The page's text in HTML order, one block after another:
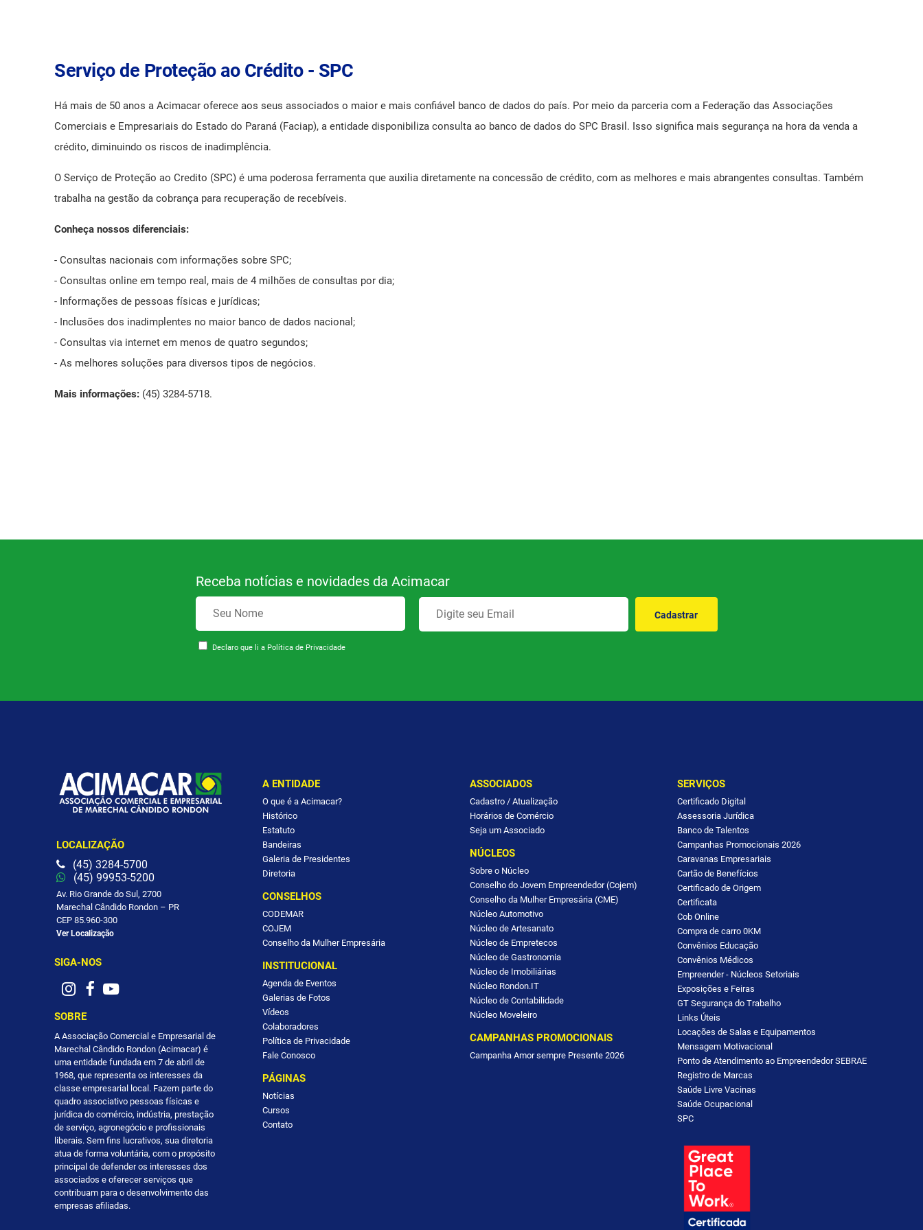
Serviço de Proteção ao Crédito - SPC
Há mais de 50 anos a Acimacar oferece aos seus associados o maior e mais confiável banco de dados do país. Por meio da parceria com a Federação das Associações
Comerciais e Empresariais do Estado do Paraná (Faciap), a entidade disponibiliza consulta ao banco de dados do SPC Brasil. Isso significa mais segurança na hora da venda a
crédito, diminuindo os riscos de inadimplência.
O Serviço de Proteção ao Credito (SPC) é uma poderosa ferramenta que auxilia diretamente na concessão de crédito, com as melhores e mais abrangentes consultas. Também
trabalha na gestão da cobrança para recuperação de recebíveis.
Conheça nossos diferenciais:
- Consultas nacionais com informações sobre SPC;
- Consultas online em tempo real, mais de 4 milhões de consultas por dia;
- Informações de pessoas físicas e jurídicas;
- Inclusões dos inadimplentes no maior banco de dados nacional;
- Consultas via internet em menos de quatro segundos;
- As melhores soluções para diversos tipos de negócios.
Mais informações: (45) 3284-5718.
Receba notícias e novidades da Acimacar
Cadastrar
Declaro que li a Política de Privacidade
LOCALIZAÇÃO
(45) 3284-5700
(45) 99953-5200
Av. Rio Grande do Sul, 2700
Marechal Cândido Rondon – PR
CEP 85.960-300
Ver Localização
SIGA-NOS
SOBRE
A Associação Comercial e Empresarial de
Marechal Cândido Rondon (Acimacar) é
uma entidade fundada em 7 de abril de
1968, que representa os interesses da
classe empresarial local. Fazem parte do
quadro associativo pessoas físicas e
jurídica do comércio, indústria, prestação
de serviço, agronegócio e profissionais
liberais. Sem fins lucrativos, sua diretoria
atua de forma voluntária, com o propósito
principal de defender os interesses dos
associados e oferecer serviços que
contribuam para o desenvolvimento das
empresas afiliadas.
A ENTIDADE
O que é a Acimacar?
Histórico
Estatuto
Bandeiras
Galeria de Presidentes
Diretoria
CONSELHOS
CODEMAR
COJEM
Conselho da Mulher Empresária
INSTITUCIONAL
Agenda de Eventos
Galerias de Fotos
Vídeos
Colaboradores
Política de Privacidade
Fale Conosco
PÁGINAS
Notícias
Cursos
Contato
ASSOCIADOS
Cadastro / Atualização
Horários de Comércio
Seja um Associado
NÚCLEOS
Sobre o Núcleo
Conselho do Jovem Empreendedor (Cojem)
Conselho da Mulher Empresária (CME)
Núcleo Automotivo
Núcleo de Artesanato
Núcleo de Empretecos
Núcleo de Gastronomia
Núcleo de Imobiliárias
Núcleo Rondon.IT
Núcleo de Contabilidade
Núcleo Moveleiro
CAMPANHAS PROMOCIONAIS
Campanha Amor sempre Presente 2026
SERVIÇOS
Certificado Digital
Assessoria Jurídica
Banco de Talentos
Campanhas Promocionais 2026
Caravanas Empresariais
Cartão de Benefícios
Certificado de Origem
Certificata
Cob Online
Compra de carro 0KM
Convênios Educação
Convênios Médicos
Empreender - Núcleos Setoriais
Exposições e Feiras
GT Segurança do Trabalho
Links Úteis
Locações de Salas e Equipamentos
Mensagem Motivacional
Ponto de Atendimento ao Empreendedor SEBRAE
Registro de Marcas
Saúde Livre Vacinas
Saúde Ocupacional
SPC
Convênios Médicos
Exposições e Feiras
GT Segurança do Trabalho
Locações de Salas e Equipamentos
Mensagem Motivacional